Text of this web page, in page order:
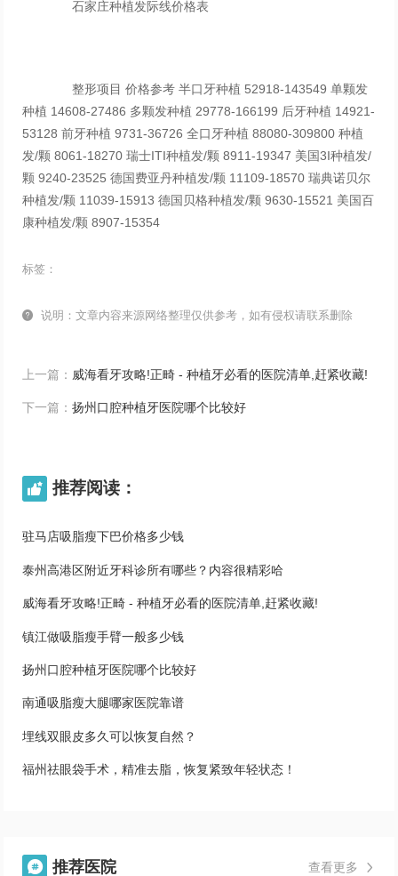
石家庄种植发际线价格表
整形项目 价格参考 半口牙种植 52918-143549 单颗发
种植 14608-27486 多颗发种植 29778-166199 后牙种植 14921-
53128 前牙种植 9731-36726 全口牙种植 88080-309800 种植
发/颗 8061-18270 瑞士ITI种植发/颗 8911-19347 美国3I种植发/
颗 9240-23525 德国费亚丹种植发/颗 11109-18570 瑞典诺贝尔
种植发/颗 11039-15913 德国贝格种植发/颗 9630-15521 美国百
康种植发/颗 8907-15354
标签：
 说明：文章内容来源网络整理仅供参考，如有侵权请联系删除
上一篇： 威海看牙攻略!正畸 - 种植牙必看的医院清单,赶紧收藏!
下一篇： 扬州口腔种植牙医院哪个比较好
 推荐阅读：
驻马店吸脂瘦下巴价格多少钱
泰州高港区附近牙科诊所有哪些？内容很精彩哈
威海看牙攻略!正畸 - 种植牙必看的医院清单,赶紧收藏!
镇江做吸脂瘦手臂一般多少钱
扬州口腔种植牙医院哪个比较好
南通吸脂瘦大腿哪家医院靠谱
埋线双眼皮多久可以恢复自然？
福州祛眼袋手术，精准去脂，恢复紧致年轻状态！
 推荐医院 查看更多 